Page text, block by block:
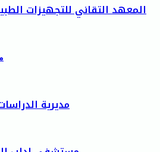
المعهد التقاني للتجهيزات
مديرية